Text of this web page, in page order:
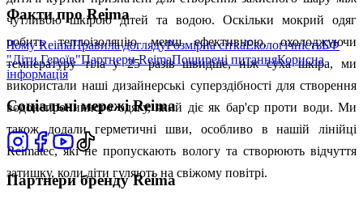
чутливою шкірою дітей та водою. Оскільки мокрий одяг
робить теплоізоляцію менш ефективною, охолоджуючи
температуру тіла у 25 разів швидше, ніж суха шкіра, ми
використали наші дизайнерські суперздібності для створення
водонепроникного одягу, який діє як бар'єр проти води. Ми
також додали герметичні шви, особливо в нашій лінійці
Reimatec, які не пропускають вологу та створюють відчуття
затишку, коли діти гуляють на свіжому повітрі.
Факти про Reima
Чому ReimaПравила доглядуРозмірна сіткаЕкологічністьБФ
"Діти Героїв"Партнери ReimaПоширені питанняКорисна
інформація
Соціальні мережі Reima
Партнери бренду Reima